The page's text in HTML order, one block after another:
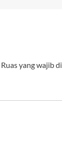
Ruas yang wajib